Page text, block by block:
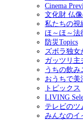
Cinema
文化財 仏
私たちの視
ほ～ほ～法
防災Topics
ズボラ独
ガッツリ主
うちの飲
おうちで美
トピックス
LIVING
テレビのツ
みんなのイ